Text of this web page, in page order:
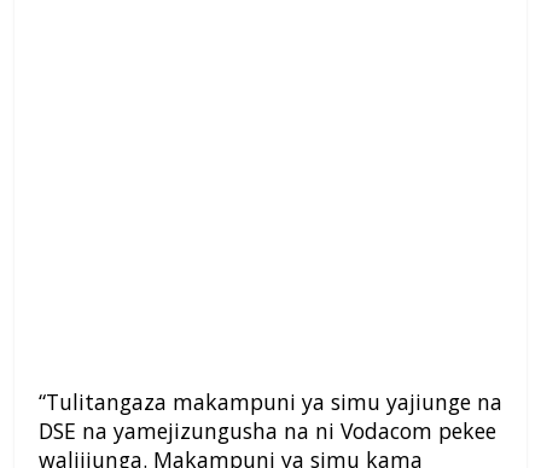
“Tulitangaza makampuni ya simu yajiunge na
DSE na yamejizungusha na ni Vodacom pekee
walijiunga. Makampuni ya simu kama